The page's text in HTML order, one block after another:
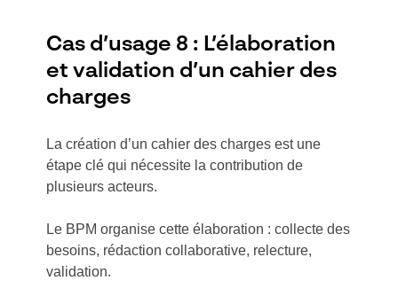
Cas d’usage 8 : L’élaboration
et validation d’un cahier des
charges
La création d’un cahier des charges est une
étape clé qui nécessite la contribution de
plusieurs acteurs.
Le BPM organise cette élaboration : collecte des
besoins, rédaction collaborative, relecture,
validation.